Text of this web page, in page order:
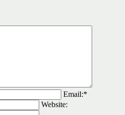
Email:*
Website: